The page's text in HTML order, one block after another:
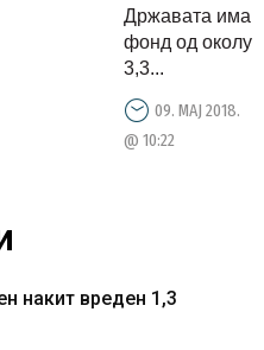
Државата има
фонд од околу
3,3...
09. МАЈ 2018.
@ 10:22
накит вреден 1,3